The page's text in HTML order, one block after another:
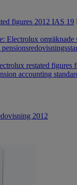
figures 2012 IAS 19
Electrolux
restated
accounting
2012